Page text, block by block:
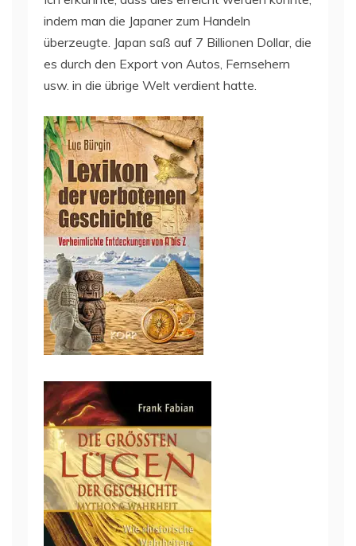
indem man die Japaner zum Handeln
überzeugte. Japan saß auf 7 Billionen Dollar, die
es durch den Export von Autos, Fernsehern
usw. in die übrige Welt verdient hatte.